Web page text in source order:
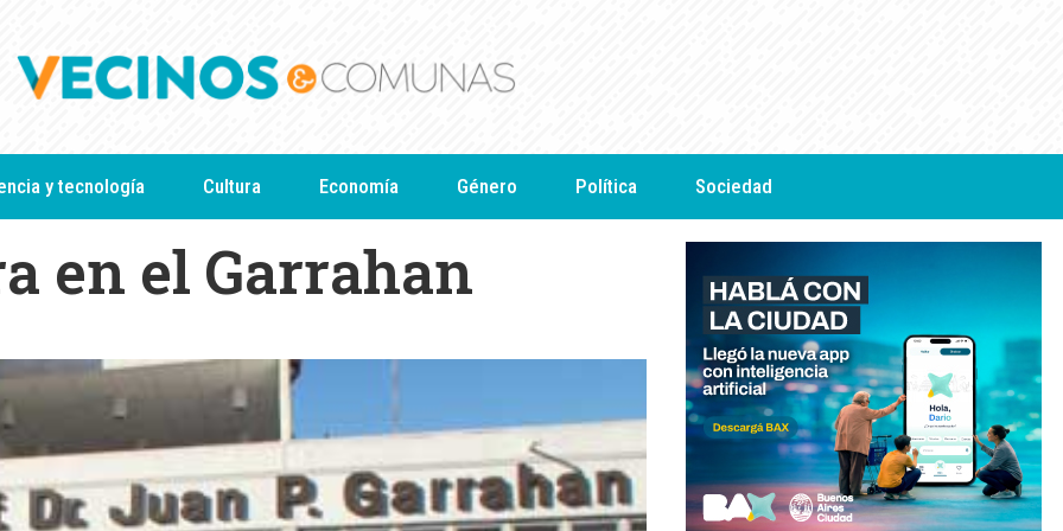
y tecnología Cultura Economía Género Política Sociedad
en el Garrahan